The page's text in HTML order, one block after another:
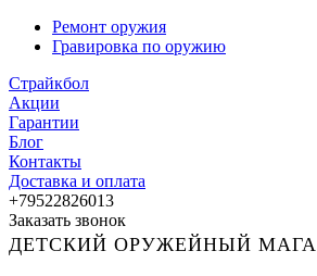
Ремонт оружия
Гравировка по оружию
Страйкбол
Акции
Гарантии
Блог
Контакты
Доставка и оплата
+79522826013
Заказать звонок
ДЕТСКИЙ ОРУЖЕЙНЫЙ